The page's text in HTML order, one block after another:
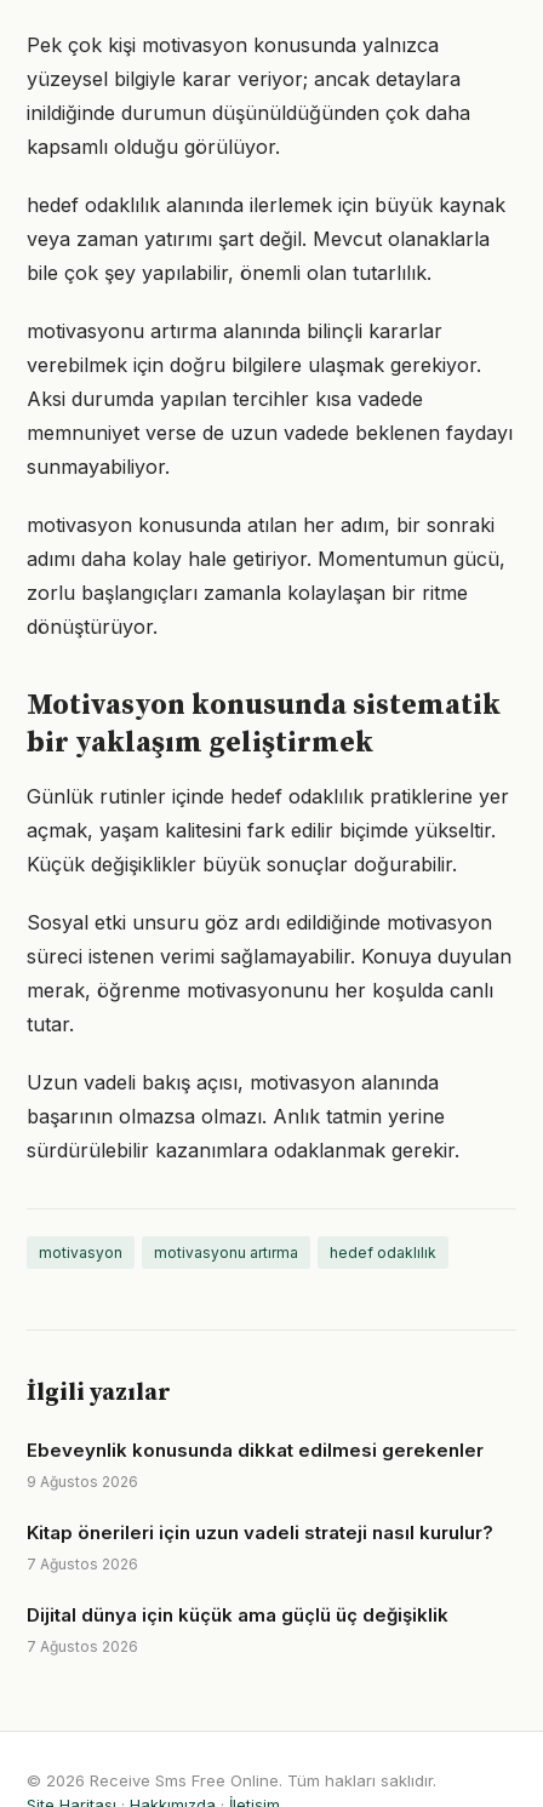
Pek çok kişi motivasyon konusunda yalnızca
yüzeysel bilgiyle karar veriyor; ancak detaylara
inildiğinde durumun düşünüldüğünden çok daha
kapsamlı olduğu görülüyor.
hedef odaklılık alanında ilerlemek için büyük kaynak
veya zaman yatırımı şart değil. Mevcut olanaklarla
bile çok şey yapılabilir, önemli olan tutarlılık.
motivasyonu artırma alanında bilinçli kararlar
verebilmek için doğru bilgilere ulaşmak gerekiyor.
Aksi durumda yapılan tercihler kısa vadede
memnuniyet verse de uzun vadede beklenen faydayı
sunmayabiliyor.
motivasyon konusunda atılan her adım, bir sonraki
adımı daha kolay hale getiriyor. Momentumun gücü,
zorlu başlangıçları zamanla kolaylaşan bir ritme
dönüştürüyor.
Motivasyon konusunda sistematik
bir yaklaşım geliştirmek
Günlük rutinler içinde hedef odaklılık pratiklerine yer
açmak, yaşam kalitesini fark edilir biçimde yükseltir.
Küçük değişiklikler büyük sonuçlar doğurabilir.
Sosyal etki unsuru göz ardı edildiğinde motivasyon
süreci istenen verimi sağlamayabilir. Konuya duyulan
merak, öğrenme motivasyonunu her koşulda canlı
tutar.
Uzun vadeli bakış açısı, motivasyon alanında
başarının olmazsa olmazı. Anlık tatmin yerine
sürdürülebilir kazanımlara odaklanmak gerekir.
motivasyon motivasyonu artırma hedef odaklılık
İlgili yazılar
Ebeveynlik konusunda dikkat edilmesi gerekenler
9 Ağustos 2026
Kitap önerileri için uzun vadeli strateji nasıl kurulur?
7 Ağustos 2026
Dijital dünya için küçük ama güçlü üç değişiklik
7 Ağustos 2026
© 2026 Receive Sms Free Online. Tüm hakları saklıdır.